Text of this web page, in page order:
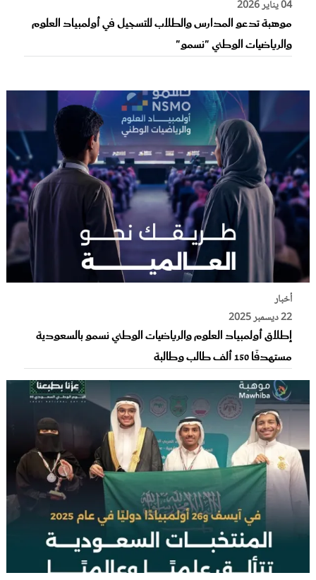
04 يناير 2026
موهبة تدعو المدارس والطلاب للتسجيل في أولمبياد العلوم
والرياضيات الوطني "نسمو"
أخبار
22 ديسمبر 2025
إطلاق أولمبياد العلوم والرياضيات الوطني نسمو بالسعودية
مستهدفًا 150 ألف طالب وطالبة